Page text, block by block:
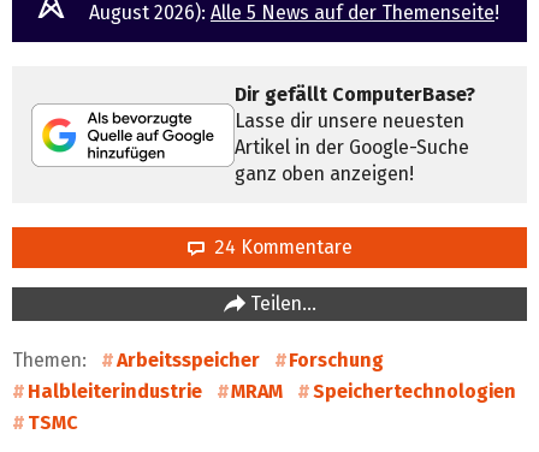
August 2026): Alle 5 News auf der Themenseite!
Dir gefällt ComputerBase?
Lasse dir unsere neuesten
Artikel in der Google-Suche
ganz oben anzeigen!
24 Kommentare
Teilen…
Themen: Arbeitsspeicher
Forschung
Halbleiterindustrie
MRAM
Speichertechnologien
TSMC